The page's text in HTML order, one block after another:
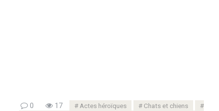
0 17 Actes héroïques
Chats et chiens